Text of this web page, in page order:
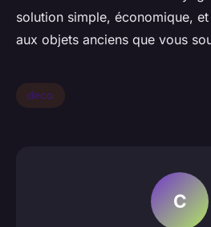
solution simple, économique,
aux objets anciens que vous
deco
C